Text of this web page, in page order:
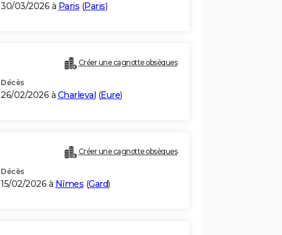
30/03/2026 à Paris (Paris)
Créer une cagnotte obsèques
Décès
26/02/2026 à Charleval (Eure)
Créer une cagnotte obsèques
Décès
15/02/2026 à Nîmes (Gard)